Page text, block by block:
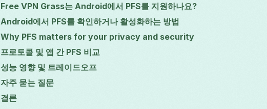
Free VPN Grass는 Android에서 PFS를 지원하나요?
Android에서 PFS를 확인하거나 활성화하는 방법
Why PFS matters for your privacy and security
프로토콜 및 앱 간 PFS 비교
성능 영향 및 트레이드오프
자주 묻는 질문
결론